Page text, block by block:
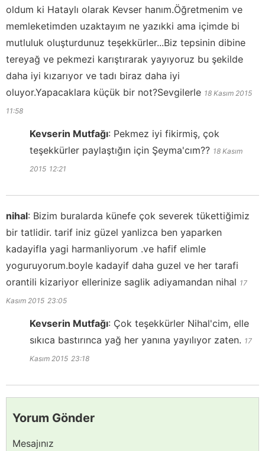
oldum ki Hataylı olarak Kevser hanım.Öğretmenim ve
memleketimden uzaktayım ne yazıkki ama içimde bi
mutluluk oluşturdunuz teşekkürler...Biz tepsinin dibine
tereyağ ve pekmezi karıştırarak yayıyoruz bu şekilde
daha iyi kızarıyor ve tadı biraz daha iyi
oluyor.Yapacaklara küçük bir not?Sevgilerle 18 Kasım 2015
11:58
Kevserin Mutfağı: Pekmez iyi fikirmiş, çok
teşekkürler paylaştığın için Şeyma'cım?? 18 Kasım
2015 12:21
nihal: Bizim buralarda künefe çok severek tükettiğimiz
bir tatlidir. tarif iniz güzel yanlizca ben yaparken
kadayifla yagi harmanliyorum .ve hafif elimle
yoguruyorum.boyle kadayif daha guzel ve her tarafi
orantili kizariyor ellerinize saglik adiyamandan nihal 17
Kasım 2015 23:05
Kevserin Mutfağı: Çok teşekkürler Nihal'cim, elle
sıkıca bastırınca yağ her yanına yayılıyor zaten. 17
Kasım 2015 23:18
Yorum Gönder
Mesajınız